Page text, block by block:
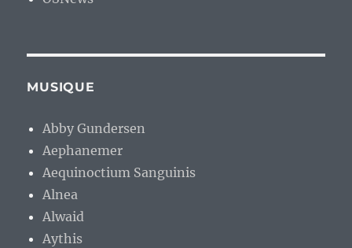
MUSIQUE
Abby Gundersen
Aephanemer
Aequinoctium Sanguinis
Alnea
Alwaid
Aythis